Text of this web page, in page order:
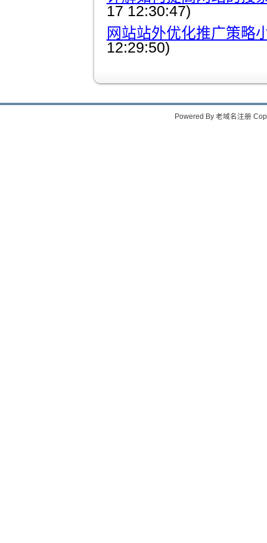
17 12:30:47)
网站站外优化推广策略
12:29:50)
Powered By 老域名注册